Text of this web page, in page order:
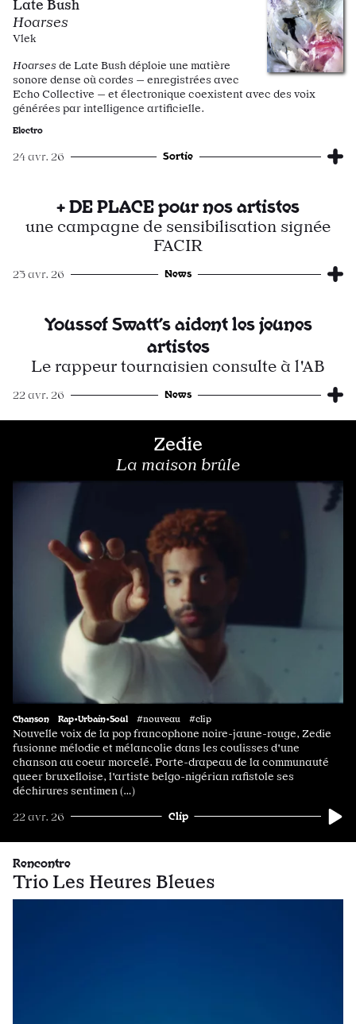
Late Bush
Hoarses
Vlek
Hoarsesde Late Bush déploie une matière
sonore dense où cordes — enregistrées avec
Echo Collective — et électronique coexistent avec des voix
générées par intelligence artificielle.
Electro
24 avr. 26 Sortie
+ DE PLACE pour nos artistes
une campagne de sensibilisation signée
FACIR
23 avr. 26 News
Youssef Swatt’s aident les jeunes
artistes
Le rappeur tournaisien consulte à l'AB
22 avr. 26 News
Zedie
La maison brûle
Chanson Rap•Urbain•Soul #nouveau #clip
Nouvelle voix de la pop francophone noire-jaune-rouge, Zedie
fusionne mélodie et mélancolie dans les coulisses d'une
chanson au coeur morcelé. Porte-drapeau de la communauté
queer bruxelloise, l'artiste belgo-nigérian rafistole ses
déchirures sentimen (…)
22 avr. 26 Clip
Rencontre
Trio Les Heures Bleues